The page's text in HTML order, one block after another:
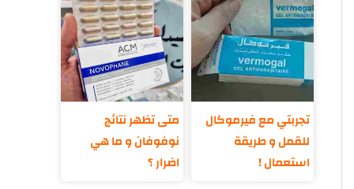
تجربتي مع فيرموكال
للقمل و طريقة
استعمال !
متى تظهر نتائج
نوفوفان و ما هي
اضرار ؟